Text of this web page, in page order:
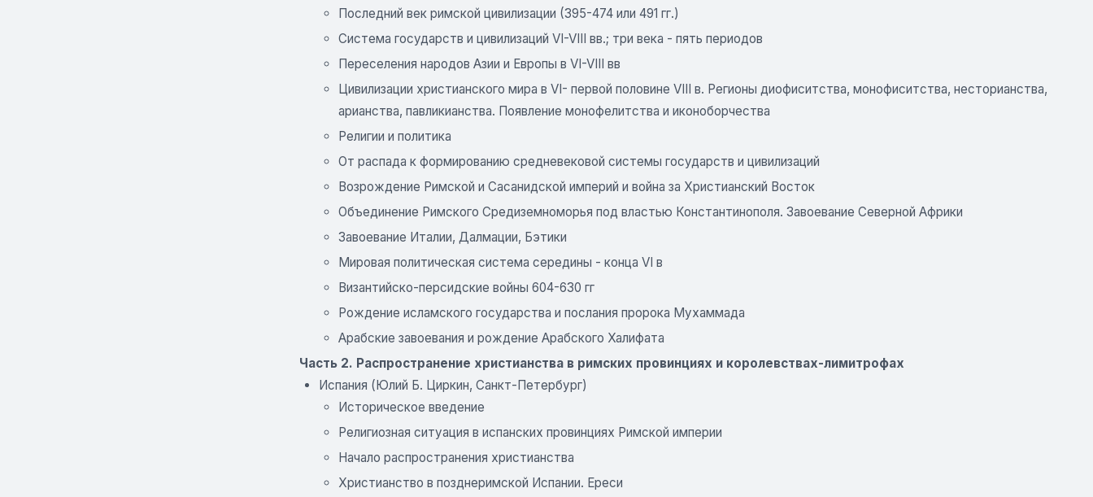
Последний век римской цивилизации (395-474 или 491 гг.)
Система государств и цивилизаций VI-VIII вв.; три века - пять периодов
Переселения народов Азии и Европы в VI-VIII вв
Цивилизации христианского мира в VI- первой половине VIII в. Регионы диофиситства, монофиситства, несторианства,
арианства, павликианства. Появление монофелитства и иконоборчества
Религии и политика
От распада к формированию средневековой системы государств и цивилизаций
Возрождение Римской и Сасанидской империй и война за Христианский Восток
Объединение Римского Средиземноморья под властью Константинополя. Завоевание Северной Африки
Завоевание Италии, Далмации, Бэтики
Мировая политическая система середины - конца VI в
Византийско-персидские войны 604-630 гг
Рождение исламского государства и послания пророка Мухаммада
Арабские завоевания и рождение Арабского Халифата
Часть 2. Распространение христианства в римских провинциях и королевствах-лимитрофах
Испания (Юлий Б. Циркин, Санкт-Петербург)
Историческое введение
Религиозная ситуация в испанских провинциях Римской империи
Начало распространения христианства
Христианство в позднеримской Испании. Ереси